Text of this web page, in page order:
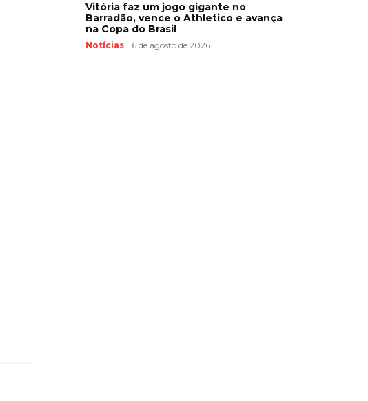
Vitória faz um jogo gigante no
Barradão, vence o Athletico e avança
na Copa do Brasil
Notícias 6 de agosto de 2026